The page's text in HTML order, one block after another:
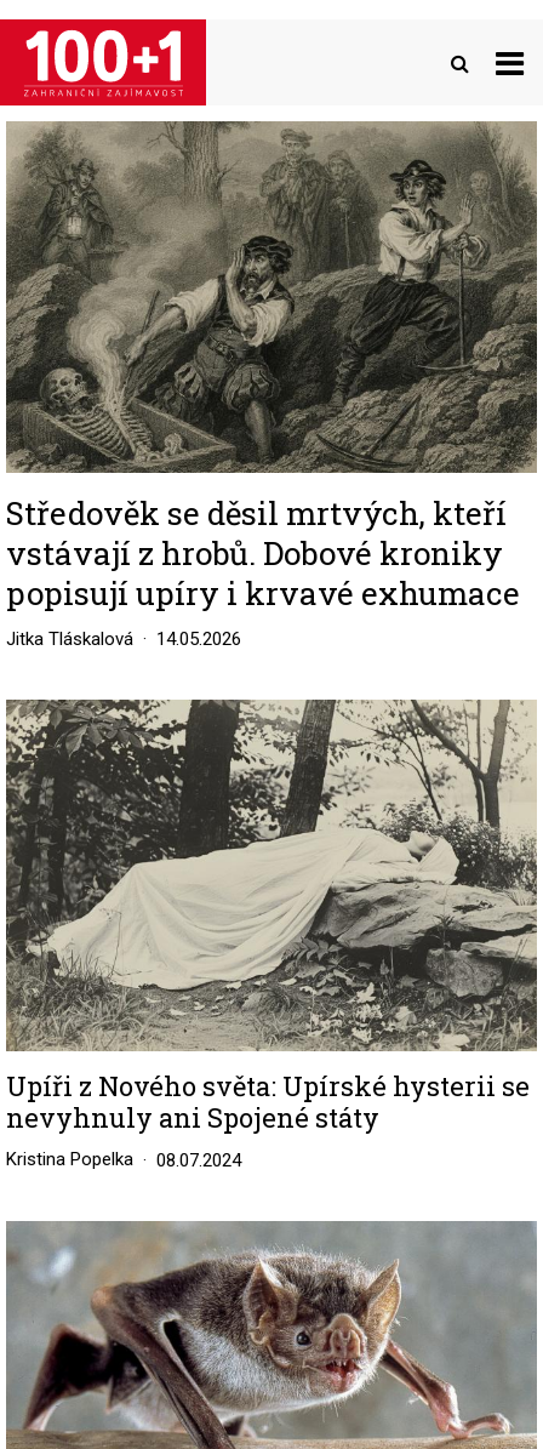
Přejít
hlavnímu
obsahu
Image
Středověk se děsil mrtvých, kteří
vstávají z hrobů. Dobové kroniky
popisují upíry i krvavé exhumace
Jitka Tláskalová 14.05.2026
Image
Upíři z Nového světa: Upírské hysterii se
nevyhnuly ani Spojené státy
Kristina Popelka 08.07.2024